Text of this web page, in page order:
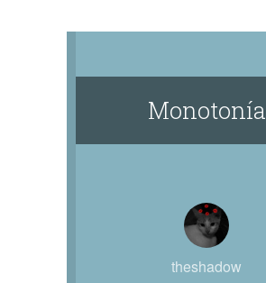
Monotonía
theshadow